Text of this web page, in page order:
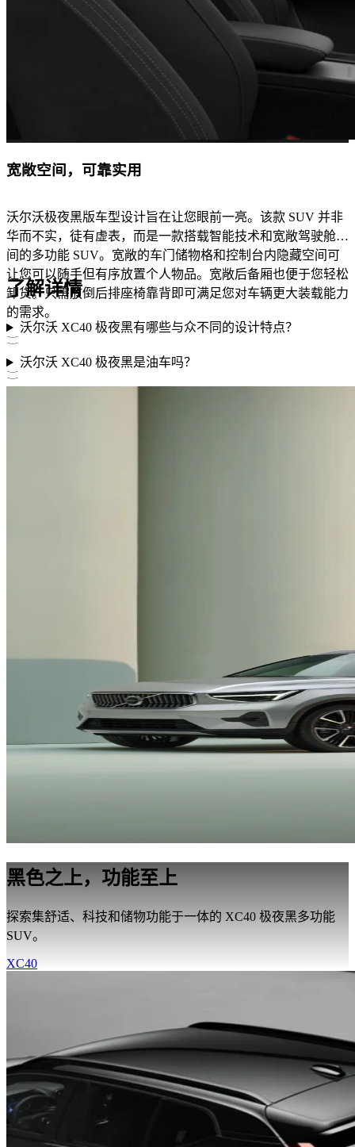
宽敞空间，可靠实用
沃尔沃极夜黑版车型设计旨在让您眼前一亮。该款 SUV 并非
华而不实，徒有虚表，而是一款搭载智能技术和宽敞驾驶舱空
间的多功能 SUV。宽敞的车门储物格和控制台内隐藏空间可
让您可以随手但有序放置个人物品。宽敞后备厢也便于您轻松
卸货。只需放倒后排座椅靠背即可满足您对车辆更大装载能力
的需求。
了解详情
沃尔沃 XC40 极夜黑有哪些与众不同的设计特点？
沃尔沃 XC40 极夜黑是油车吗？
黑色之上，功能至上
探索集舒适、科技和储物功能于一体的 XC40 极夜黑多功能
SUV。
XC40